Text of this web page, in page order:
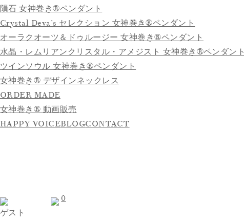
隕石 女神巻き®ペンダント
Crystal Deva’s セレクション 女神巻き®ペンダント
オーラクオーツ＆ドゥルージー 女神巻き®ペンダント
水晶・レムリアンクリスタル・アメジスト 女神巻き®ペンダント
ツインソウル 女神巻き®ペンダント
女神巻き® デザインネックレス
ORDER MADE
女神巻き® 動画販売
HAPPY VOICEBLOGCONTACT
ゲスト
0